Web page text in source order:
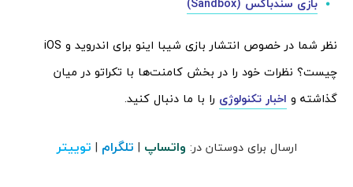
نظر شما در خصوص انتشار بازی شیبا اینو برای اندروید و iOS
چیست؟‌ نظرات خود را در بخش کامنت‌ها با تکراتو در میان
گذاشته و اخبار تکنولوژی را با ما دنبال کنید.
ارسال برای دوستان در: واتساپ | تلگرام | توییتر